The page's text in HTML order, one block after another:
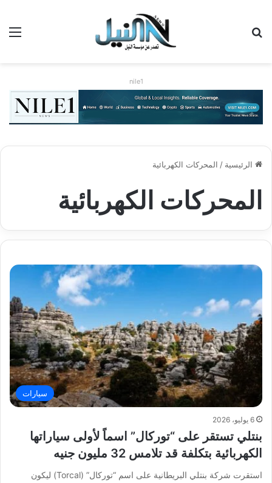
nile1
الرئيسية / المحركات الكهربائية
المحركات الكهربائية
سيارات
6 يوليو، 2026
بنتلي تستقر على “توركال” اسماً لأولى سياراتها
الكهربائية بتكلفة قد تلامس 32 مليون جنيه
استقرت شركة بنتلي البريطانية على اسم “توركال” (Torcal) ليكون